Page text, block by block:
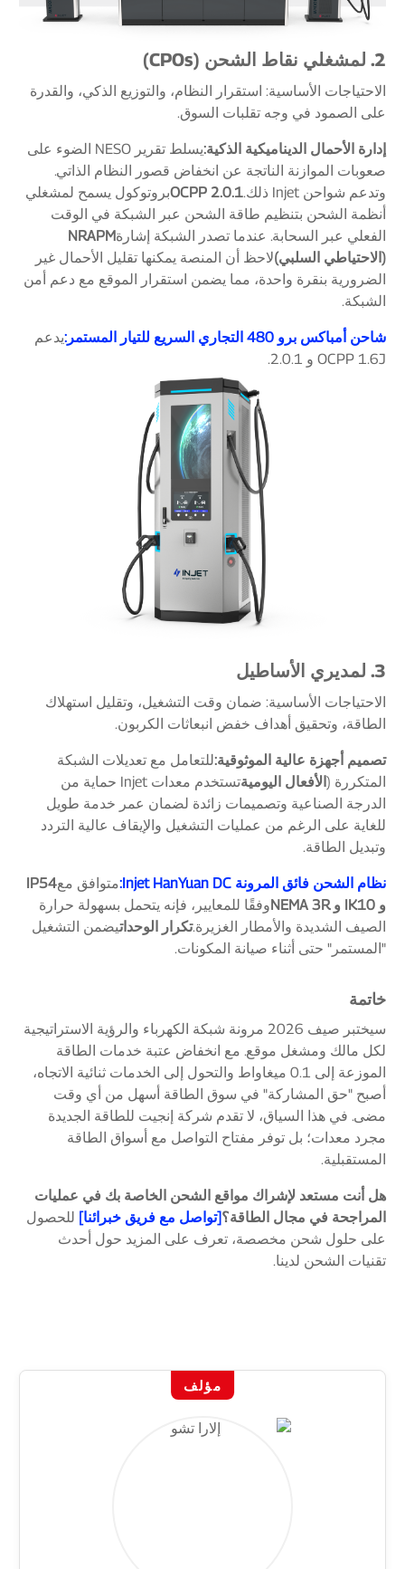
2. لمشغلي نقاط الشحن (CPOs)
الاحتياجات الأساسية: استقرار النظام، والتوزيع الذكي، والقدرة
على الصمود في وجه تقلبات السوق.
إدارة الأحمال الديناميكية الذكية:
يسلط تقرير NESO الضوء على
صعوبات الموازنة الناتجة عن انخفاض قصور النظام الذاتي.
وتدعم شواحن Injet ذلك.
OCPP 2.0.1بروتوكول يسمح لمشغلي
أنظمة الشحن بتنظيم طاقة الشحن عبر الشبكة في الوقت
الفعلي عبر السحابة. عندما تصدر الشبكة إشارةNRAPM
(الاحتياطي السلبي)لاحظ أن المنصة يمكنها تقليل الأحمال غير
الضرورية بنقرة واحدة، مما يضمن استقرار الموقع مع دعم أمن
الشبكة.
شاحن أمباكس برو 480 التجاري السريع للتيار المستمر:
يدعم
OCPP 1.6J و 2.0.1.
3. لمديري الأساطيل
الاحتياجات الأساسية: ضمان وقت التشغيل، وتقليل استهلاك
الطاقة، وتحقيق أهداف خفض انبعاثات الكربون.
تصميم أجهزة عالية الموثوقية:للتعامل مع تعديلات الشبكة
المتكررة ( الأفعال اليومية
تستخدم معدات Injet حماية من
الدرجة الصناعية وتصميمات زائدة لضمان عمر خدمة طويل
للغاية على الرغم من عمليات التشغيل والإيقاف عالية التردد
وتبديل الطاقة.
نظام الشحن فائق المرونة Injet HanYuan DC: متوافق معIP54
و IK10 و NEMA 3R
وفقًا للمعايير، فإنه يتحمل بسهولة حرارة
الصيف الشديدة والأمطار الغزيرة.تكرار الوحداتيضمن التشغيل
"المستمر" حتى أثناء صيانة المكونات.
خاتمة
سيختبر صيف 2026 مرونة شبكة الكهرباء والرؤية الاستراتيجية
لكل مالك ومشغل موقع. مع انخفاض عتبة خدمات الطاقة
الموزعة إلى 0.1 ميغاواط والتحول إلى الخدمات ثنائية الاتجاه،
أصبح "حق المشاركة" في سوق الطاقة أسهل من أي وقت
مضى. في هذا السياق، لا تقدم شركة إنجيت للطاقة الجديدة
مجرد معدات؛ بل توفر مفتاح التواصل مع أسواق الطاقة
المستقبلية.
هل أنت مستعد لإشراك مواقع الشحن الخاصة بك في عمليات
المراجحة في مجال الطاقة؟[تواصل مع فريق خبرائنا] للحصول
على حلول شحن مخصصة، تعرف على المزيد حول أحدث
تقنيات الشحن لدينا.
مؤلف